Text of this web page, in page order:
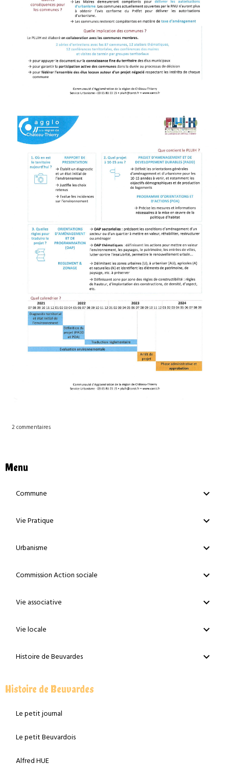
2 commentaires
Menu
Commune
Vie Pratique
Urbanisme
Commission Action sociale
Vie associative
Vie locale
Histoire de Beuvardes
Histoire de Beuvardes
Le petit journal
Le petit Beuvardois
Alfred HUE